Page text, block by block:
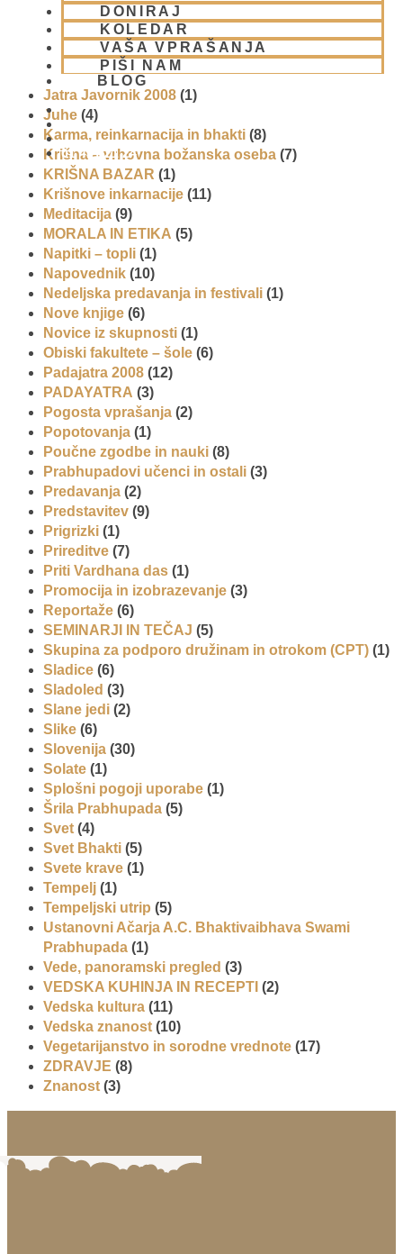
DONIRAJ
KOLEDAR
VAŠA VPRAŠANJA
PIŠI NAM
BLOG
01 431 21 24
Glasba(2)
Gledališke igre(1)
Intervjuji(8)
Iskcon po svetu(2)
Jatra Javornik 2008 (1)
Juhe (4)
Karma, reinkarnacija in bhakti (8)
Krišna – vrhovna božanska oseba (7)
KRIŠNA BAZAR (1)
Krišnove inkarnacije (11)
Meditacija (9)
MORALA IN ETIKA (5)
Napitki – topli (1)
Napovednik (10)
Nedeljska predavanja in festivali (1)
Nove knjige (6)
Novice iz skupnosti (1)
Obiski fakultete – šole (6)
Padajatra 2008 (12)
PADAYATRA (3)
Pogosta vprašanja (2)
Popotovanja (1)
Poučne zgodbe in nauki (8)
Prabhupadovi učenci in ostali (3)
Predavanja (2)
Predstavitev (9)
Prigrizki (1)
Prireditve (7)
Priti Vardhana das (1)
Promocija in izobrazevanje (3)
Reportaže (6)
SEMINARJI IN TEČAJ (5)
Skupina za podporo družinam in otrokom (CPT) (1)
Sladice (6)
Sladoled (3)
Slane jedi (2)
Slike (6)
Slovenija (30)
Solate (1)
Splošni pogoji uporabe (1)
Šrila Prabhupada (5)
Svet (4)
Svet Bhakti (5)
Svete krave (1)
Tempelj (1)
Tempeljski utrip (5)
Ustanovni Ačarja A.C. Bhaktivaibhava Swami
Prabhupada (1)
Vede, panoramski pregled (3)
VEDSKA KUHINJA IN RECEPTI (2)
Vedska kultura (11)
Vedska znanost (10)
Vegetarijanstvo in sorodne vrednote (17)
ZDRAVJE (8)
Znanost (3)